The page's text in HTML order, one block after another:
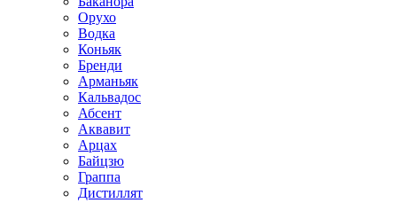
Орухо
Водка
Коньяк
Бренди
Арманьяк
Кальвадос
Абсент
Аквавит
Арцах
Байцзю
Граппа
Дистиллят